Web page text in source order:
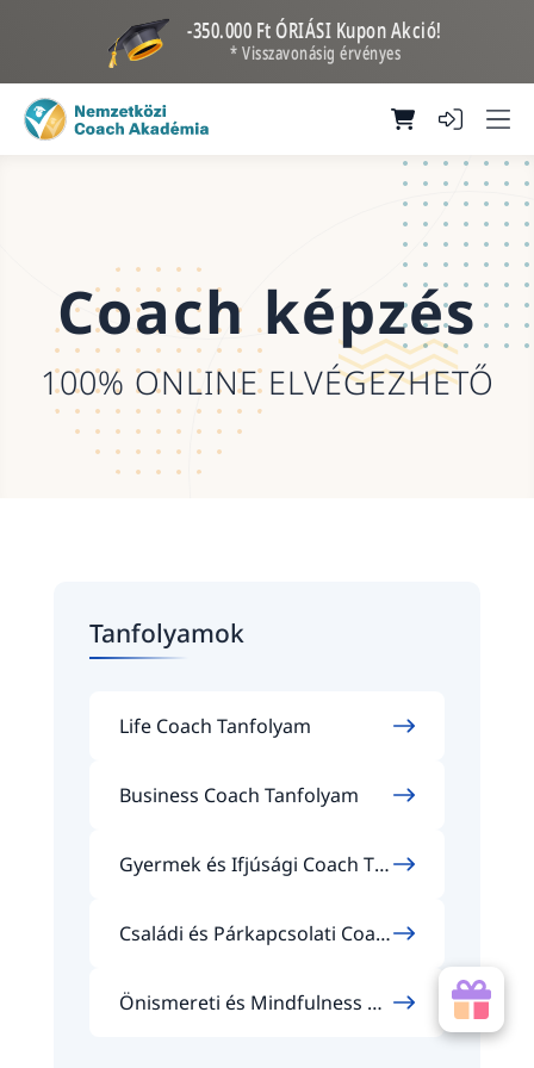
-350.000 Ft ÓRIÁSI Kupon Akció!
* Visszavonásig érvényes
Coach képzés
100% ONLINE ELVÉGEZHETŐ
Tanfolyamok
Life Coach Tanfolyam
Business Coach Tanfolyam
Gyermek és Ifjúsági Coach Ta
Családi és Párkapcsolati Coac
Önismereti és Mindfulness Co